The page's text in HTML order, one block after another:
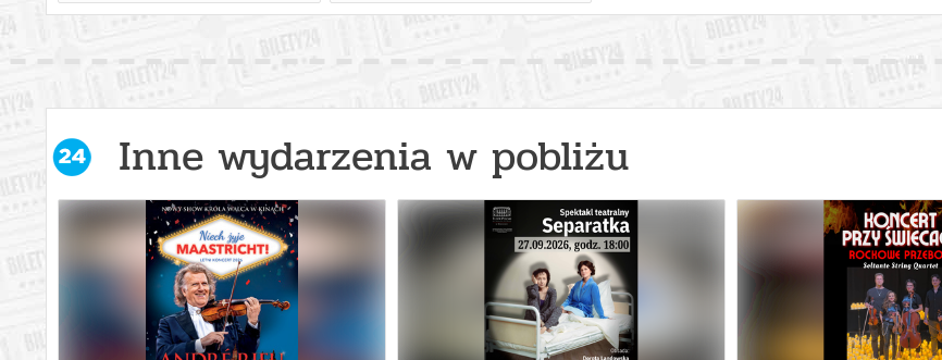
Inne wydarzenia w pobliżu